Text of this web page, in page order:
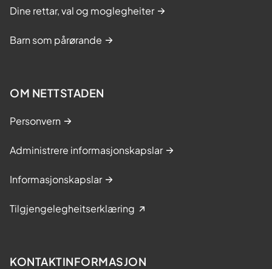
Dine rettar, val og moglegheiter
Barn som pårørande
OM NETTSTADEN
Personvern
Administrere informasjonskapslar
Informasjonskapslar
Tilgjengelegheitserklæring
KONTAKTINFORMASJON